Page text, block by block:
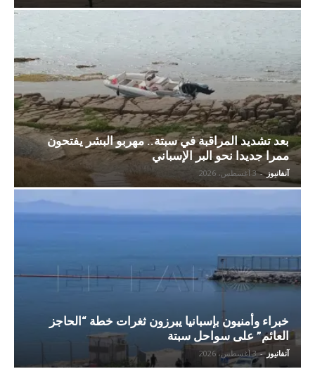
بعد تشديد المراقبة في سبتة.. مهربو البشر يفتحون
ممرا جديدا نحو البر الإسباني
آنفانيوز - 3 أغسطس، 2026
خبراء وأمنيون بإسبانيا يبرزون ثغرات خطة “الحاجز
العائم” على سواحل سبتة
آنفانيوز - 3 أغسطس، 2026